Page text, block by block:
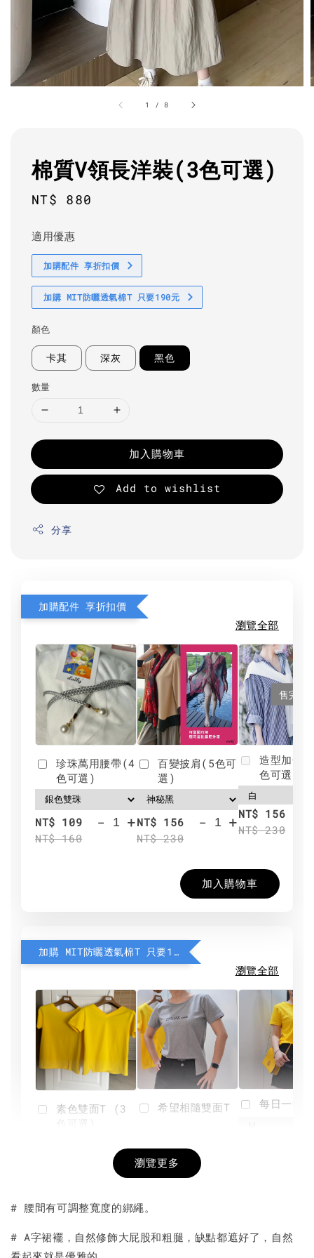
1 / 8
棉質V領長洋裝(3色可選)
Regular
NT$ 880
適用優惠
加購配件 享折扣價
加購 MIT防曬透氣棉T 只要190元
顏色
卡其 深灰 黑色
數量
加入購物車
Add to wishlist
分享
加購配件 享折扣價
瀏覽全部
珍珠萬用腰帶(4
色可選)
NT$ 109
NT$ 160
- +
百變披肩(5色可
選)
NT$ 156
NT$ 230
- +
售完
造型加分
色可選)
NT$ 156
NT$ 230
加入購物車
加購 MIT防曬透氣棉T 只要190元
瀏覽全部
素色雙面T (3
+
希望相隨雙面T
NT$ 190
-
每日一笑
瀏覽更多
# 腰間有可調整寬度的綁繩。
# A字裙襬，自然修飾大屁股和粗腿，缺點都遮好了，自然